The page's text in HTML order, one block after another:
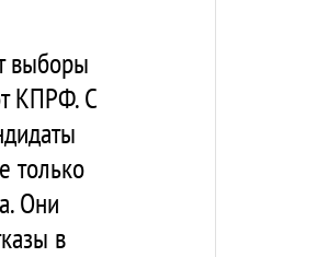
выборы
КПРФ. С
только
Они
в